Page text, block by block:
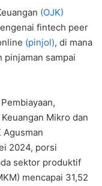
(OJK)
fintech peer
(pinjol), di mana
pinjaman sampai
Mikro dan
Agusman
2024, porsi
sektor produktif
mencapai 31,52